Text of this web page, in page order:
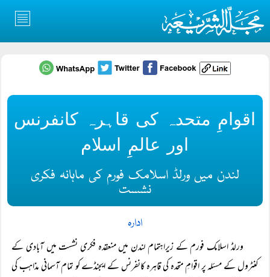
اقوامِ متحدہ کی قاہرہ کانفرنس
اور عالمِ اسلام
لندن میں ورلڈ اسلامک فورم کی ماہانہ فکری
نشست
ادارہ
ورلڈ اسلامک فورم کے زیراہتمام لندن میں منعقدہ فکری نشست میں آبادی کے
کنٹرول کے مسئلہ پر اقوامِ متحدہ کی قاہرہ کانفرنس کے ایجنڈے کو تمام آسمانی مذاہب کی